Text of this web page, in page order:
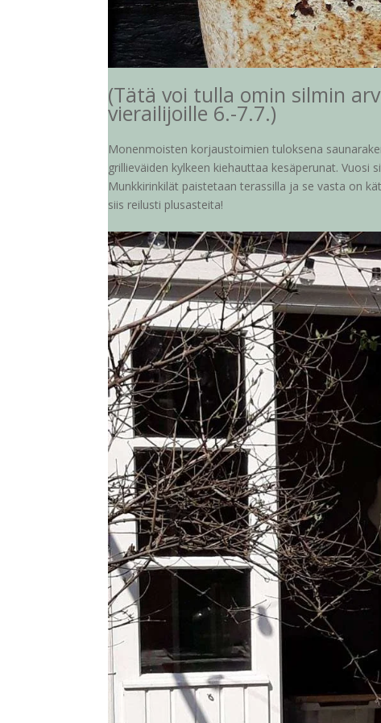
(Tätä voi tulla omin silmin
vierailijoille 6.-7.7.)
Monenmoisten korjaustoimien tuloksena
grillieväiden kylkeen kiehauttaa kesäperunat.
Munkkirinkilät paistetaan terassilla ja se vasta on
siis reilusti plusasteita!